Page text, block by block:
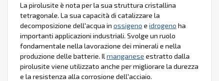
La pirolusite è nota per la sua struttura cristallina
tetragonale. La sua capacità di catalizzare la
decomposizione dell'acqua in ossigeno e idrogeno ha
importanti applicazioni industriali. Svolge un ruolo
fondamentale nella lavorazione dei minerali e nella
produzione delle batterie. Il manganese estratto dalla
pirolusite viene utilizzato anche per migliorare la durezza
e la resistenza alla corrosione dell'acciaio.